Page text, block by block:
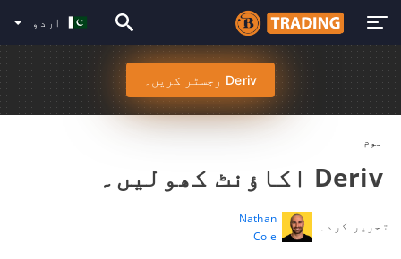
اردو
Deriv رجسٹر کریں۔
ہوم
Deriv اکاؤنٹ کھولیں۔
تحریر کردہ
Nathan
Cole